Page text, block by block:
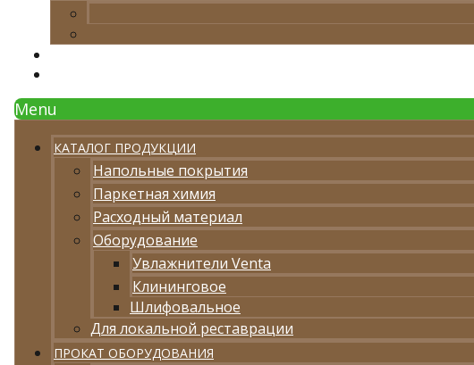
Menu
КАТАЛОГ ПРОДУКЦИИ
Напольные покрытия
Паркетная химия
Расходный материал
Оборудование
Увлажнители Venta
Клининговое
Шлифовальное
Для локальной реставрации
ПРОКАТ ОБОРУДОВАНИЯ